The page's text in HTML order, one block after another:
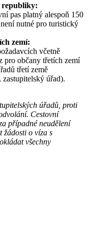
republiky:
pas platný alespoň 150
nutné pro turistický
zemí:
včetně
občany třetích zemí
třetí země
úřad).
úřadů, proti
Cestovní
případné neudělení
žádosti o víza s
všechny